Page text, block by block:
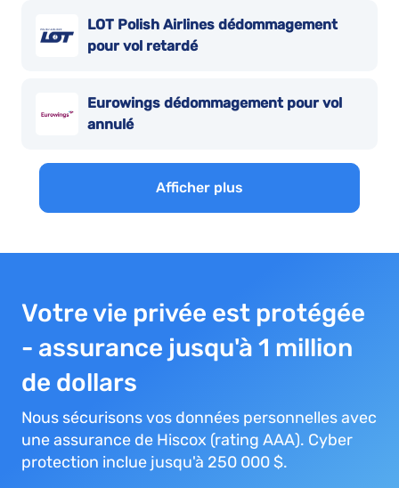
LOT Polish Airlines dédommagement
pour vol retardé
Eurowings dédommagement pour vol
annulé
Afficher plus
Votre vie privée est protégée
- assurance jusqu'à 1 million
de dollars
Nous sécurisons vos données personnelles avec
une assurance de Hiscox (rating AAA). Cyber
protection inclue jusqu'à 250 000 $.